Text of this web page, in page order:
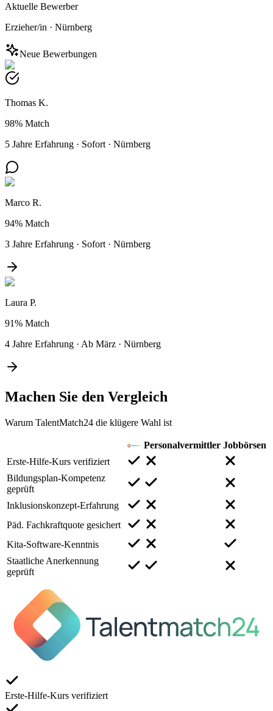
Aktuelle Bewerber
Erzieher/in · Nürnberg
Neue Bewerbungen
Thomas K.
98% Match
5 Jahre Erfahrung · Sofort · Nürnberg
Marco R.
94% Match
3 Jahre Erfahrung · Sofort · Nürnberg
Laura P.
91% Match
4 Jahre Erfahrung · Ab März · Nürnberg
Machen Sie den Vergleich
Warum TalentMatch24 die klügere Wahl ist
Personalvermittler Jobbörsen
Erste-Hilfe-Kurs verifiziert
Bildungsplan-Kompetenz
geprüft
Inklusionskonzept-Erfahrung
Päd. Fachkraftquote gesichert
Kita-Software-Kenntnis
Staatliche Anerkennung
geprüft
Erste-Hilfe-Kurs verifiziert